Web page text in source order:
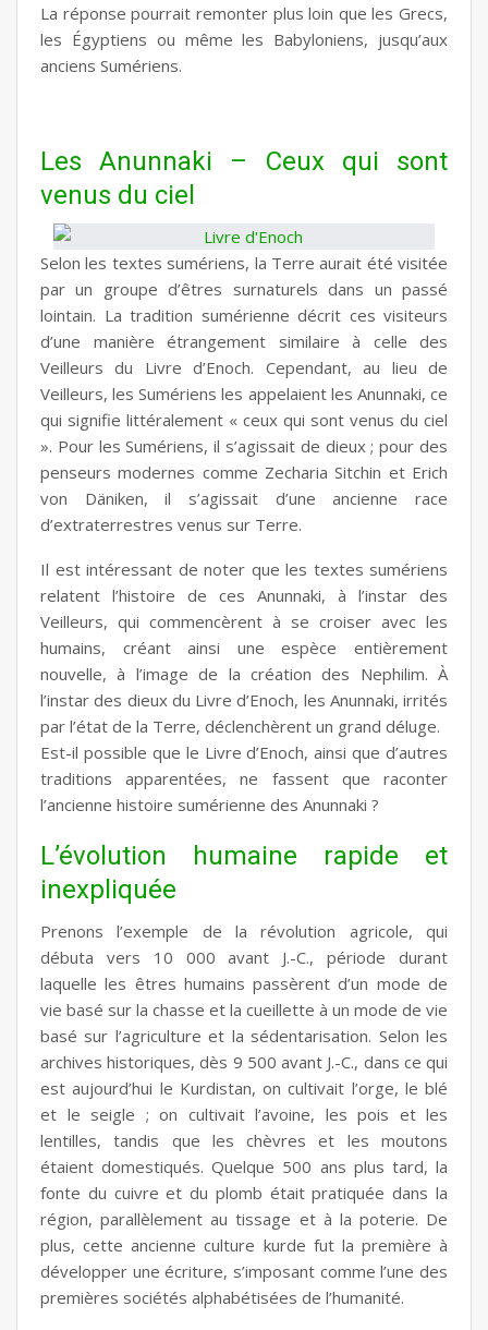
La réponse pourrait remonter plus loin que les Grecs,
les Égyptiens ou même les Babyloniens, jusqu’aux
anciens Sumériens.
Les Anunnaki – Ceux qui sont
venus du ciel
Selon les textes sumériens, la Terre aurait été visitée
par un groupe d’êtres surnaturels dans un passé
lointain. La tradition sumérienne décrit ces visiteurs
d’une manière étrangement similaire à celle des
Veilleurs du Livre d’Enoch. Cependant, au lieu de
Veilleurs, les Sumériens les appelaient les Anunnaki, ce
qui signifie littéralement « ceux qui sont venus du ciel
». Pour les Sumériens, il s’agissait de dieux ; pour des
penseurs modernes comme Zecharia Sitchin et Erich
von Däniken, il s’agissait d’une ancienne race
d’extraterrestres venus sur Terre.
Il est intéressant de noter que les textes sumériens
relatent l’histoire de ces Anunnaki, à l’instar des
Veilleurs, qui commencèrent à se croiser avec les
humains, créant ainsi une espèce entièrement
nouvelle, à l’image de la création des Nephilim. À
l’instar des dieux du Livre d’Enoch, les Anunnaki, irrités
par l’état de la Terre, déclenchèrent un grand déluge.
Est-il possible que le Livre d’Enoch, ainsi que d’autres
traditions apparentées, ne fassent que raconter
l’ancienne histoire sumérienne des Anunnaki ?
L’évolution humaine rapide et
inexpliquée
Prenons l’exemple de la révolution agricole, qui
débuta vers 10 000 avant J.-C., période durant
laquelle les êtres humains passèrent d’un mode de
vie basé sur la chasse et la cueillette à un mode de vie
basé sur l’agriculture et la sédentarisation. Selon les
archives historiques, dès 9 500 avant J.-C., dans ce qui
est aujourd’hui le Kurdistan, on cultivait l’orge, le blé
et le seigle ; on cultivait l’avoine, les pois et les
lentilles, tandis que les chèvres et les moutons
étaient domestiqués. Quelque 500 ans plus tard, la
fonte du cuivre et du plomb était pratiquée dans la
région, parallèlement au tissage et à la poterie. De
plus, cette ancienne culture kurde fut la première à
développer une écriture, s’imposant comme l’une des
premières sociétés alphabétisées de l’humanité.